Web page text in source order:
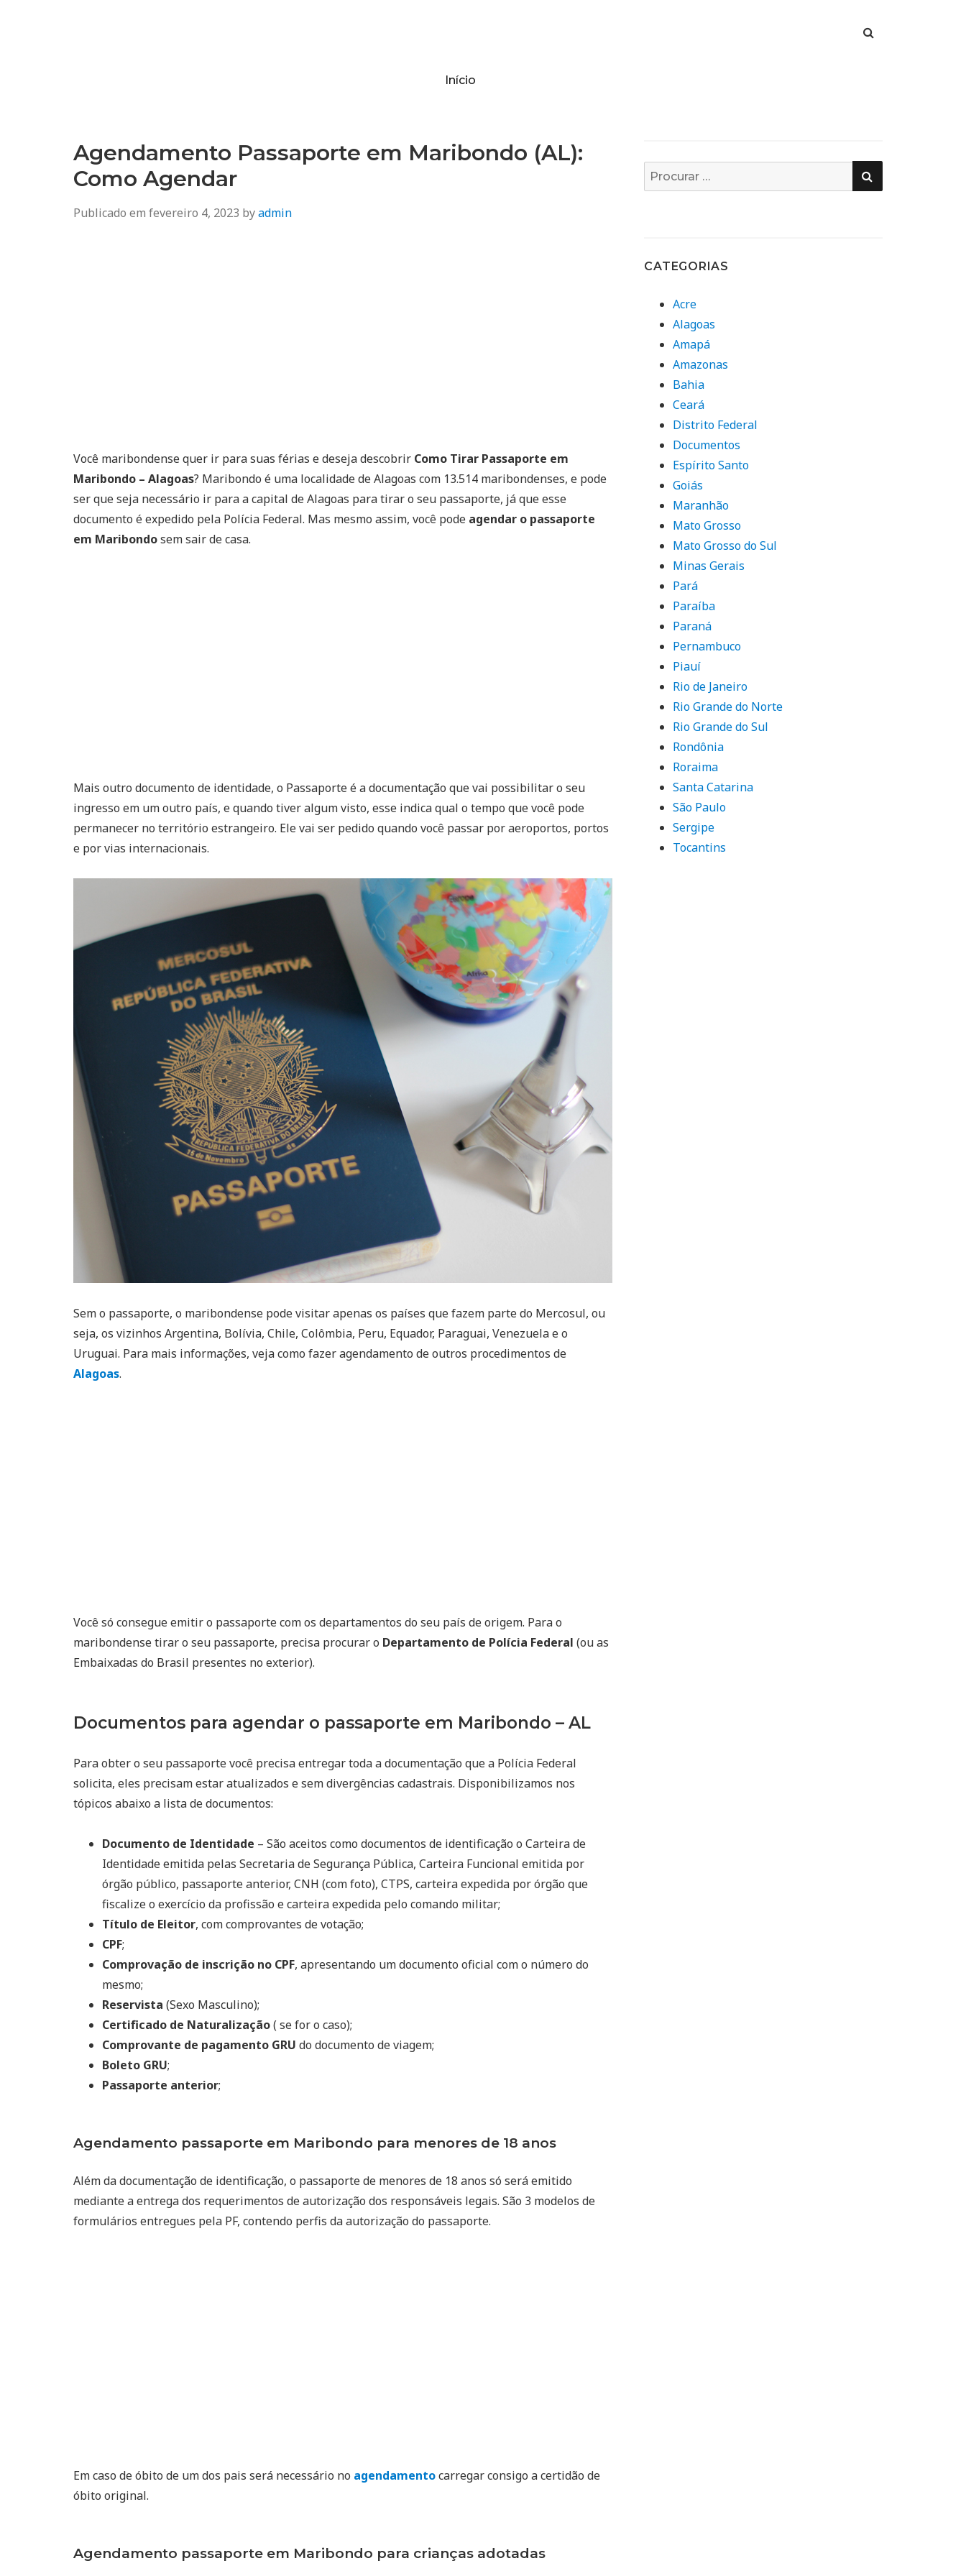
Início
Agendamento Passaporte em Maribondo (AL):
Como Agendar
Publicado em fevereiro 4, 2023 byadmin
Você maribondense quer ir para suas férias e deseja descobrir Como Tirar Passaporte em
Maribondo – Alagoas? Maribondo é uma localidade de Alagoas com 13.514 maribondenses, e pode
ser que seja necessário ir para a capital de Alagoas para tirar o seu passaporte, já que esse
documento é expedido pela Polícia Federal. Mas mesmo assim, você pode agendar o passaporte
em Maribondosem sair de casa.
Mais outro documento de identidade, o Passaporte é a documentação que vai possibilitar o seu
ingresso em um outro país, e quando tiver algum visto, esse indica qual o tempo que você pode
permanecer no território estrangeiro. Ele vai ser pedido quando você passar por aeroportos, portos
e por vias internacionais.
Sem o passaporte, o maribondense pode visitar apenas os países que fazem parte do Mercosul, ou
seja, os vizinhos Argentina, Bolívia, Chile, Colômbia, Peru, Equador, Paraguai, Venezuela e o
Uruguai. Para mais informações, veja como fazer agendamento de outros procedimentos de
Alagoas.
Você só consegue emitir o passaporte com os departamentos do seu país de origem. Para o
maribondense tirar o seu passaporte, precisa procurar o Departamento de Polícia Federal (ou as
Embaixadas do Brasil presentes no exterior).
Documentos para agendar o passaporte em Maribondo – AL
Para obter o seu passaporte você precisa entregar toda a documentação que a Polícia Federal
solicita, eles precisam estar atualizados e sem divergências cadastrais. Disponibilizamos nos
tópicos abaixo a lista de documentos:
Documento de Identidade – São aceitos como documentos de identificação o Carteira de
Identidade emitida pelas Secretaria de Segurança Pública, Carteira Funcional emitida por
órgão público, passaporte anterior, CNH (com foto), CTPS, carteira expedida por órgão que
fiscalize o exercício da profissão e carteira expedida pelo comando militar;
Título de Eleitor, com comprovantes de votação;
CPF;
Comprovação de inscrição no CPF, apresentando um documento oficial com o número do
mesmo;
Reservista (Sexo Masculino);
Certificado de Naturalização( se for o caso);
Comprovante de pagamento GRU do documento de viagem;
Boleto GRU;
Passaporte anterior;
Agendamento passaporte em Maribondo para menores de 18 anos
Além da documentação de identificação, o passaporte de menores de 18 anos só será emitido
mediante a entrega dos requerimentos de autorização dos responsáveis legais. São 3 modelos de
formulários entregues pela PF, contendo perfis da autorização do passaporte.
Em caso de óbito de um dos pais será necessário no agendamentocarregar consigo a certidão de
óbito original.
Agendamento passaporte em Maribondo para crianças adotadas
Busca
por:
PESQUISA
CATEGORIAS
Acre
Alagoas
Amapá
Amazonas
Bahia
Ceará
Distrito Federal
Documentos
Espírito Santo
Goiás
Maranhão
Mato Grosso
Mato Grosso do Sul
Minas Gerais
Pará
Paraíba
Paraná
Pernambuco
Piauí
Rio de Janeiro
Rio Grande do Norte
Rio Grande do Sul
Rondônia
Roraima
Santa Catarina
São Paulo
Sergipe
Tocantins